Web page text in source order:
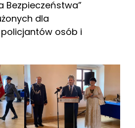
Bezpieczeństwa”
dla
osób i